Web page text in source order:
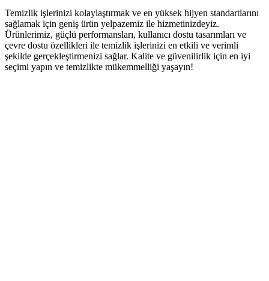
Temizlik işlerinizi kolaylaştırmak ve en yüksek hijyen standartlarını
sağlamak için geniş ürün yelpazemiz ile hizmetinizdeyiz.
Ürünlerimiz, güçlü performansları, kullanıcı dostu tasarımları ve
çevre dostu özellikleri ile temizlik işlerinizi en etkili ve verimli
şekilde gerçekleştirmenizi sağlar. Kalite ve güvenilirlik için en iyi
seçimi yapın ve temizlikte mükemmelliği yaşayın!